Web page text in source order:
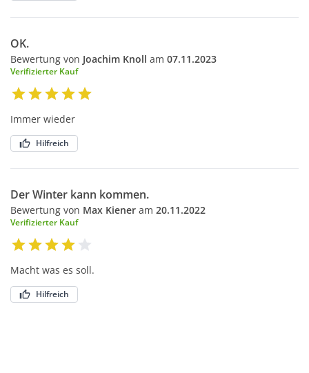
OK.
Bewertung von Joachim Knoll am 07.11.2023
Verifizierter Kauf
Immer wieder
Hilfreich
Der Winter kann kommen.
Bewertung von Max Kiener am 20.11.2022
Verifizierter Kauf
Macht was es soll.
Hilfreich